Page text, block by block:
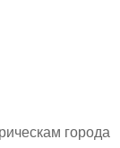
города